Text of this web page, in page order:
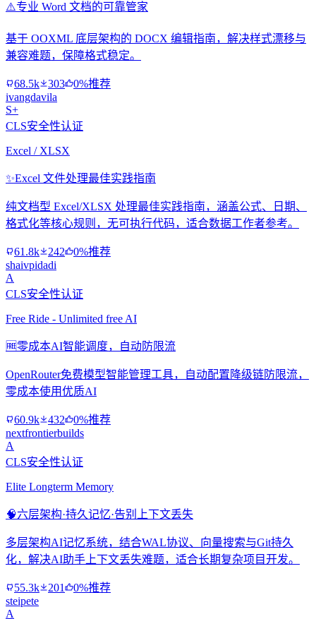
⚠️专业 Word 文档的可靠管家
基于 OOXML 底层架构的 DOCX 编辑指南，解决样式漂移与
兼容难题，保障格式稳定。
68.5k 303
0%推荐
ivangdavila
S+
CLS安全性认证
Excel / XLSX
✨Excel 文件处理最佳实践指南
纯文档型 Excel/XLSX 处理最佳实践指南，涵盖公式、日期、
格式化等核心规则，无可执行代码，适合数据工作者参考。
61.8k 242
0%推荐
shaivpidadi
A
CLS安全性认证
Free Ride - Unlimited free AI
🆓零成本AI智能调度，自动防限流
OpenRouter免费模型智能管理工具，自动配置降级链防限流，
零成本使用优质AI
60.9k 432
0%推荐
nextfrontierbuilds
A
CLS安全性认证
Elite Longterm Memory
🧠六层架构·持久记忆·告别上下文丢失
多层架构AI记忆系统，结合WAL协议、向量搜索与Git持久
化，解决AI助手上下文丢失难题，适合长期复杂项目开发。
55.3k 201
0%推荐
steipete
A